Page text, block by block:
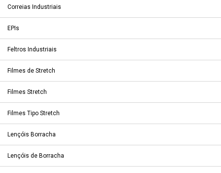
Correias Industriais
EPIs
Feltros Industriais
Filmes de Stretch
Filmes Stretch
Filmes Tipo Stretch
Lençóis Borracha
Lençóis de Borracha